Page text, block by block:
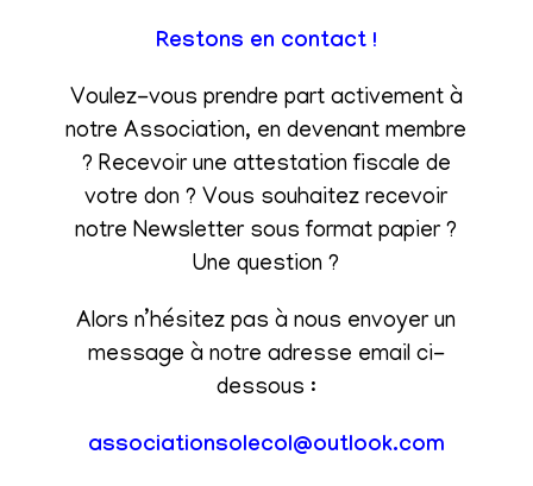
Restons en contact !
Voulez-vous prendre part activement à
notre Association, en devenant membre
? Recevoir une attestation fiscale de
votre don ? Vous souhaitez recevoir
notre Newsletter sous format papier ?
Une question ?
Alors n’hésitez pas à nous envoyer un
message à notre adresse email ci-
dessous :
associationsolecol@outlook.com